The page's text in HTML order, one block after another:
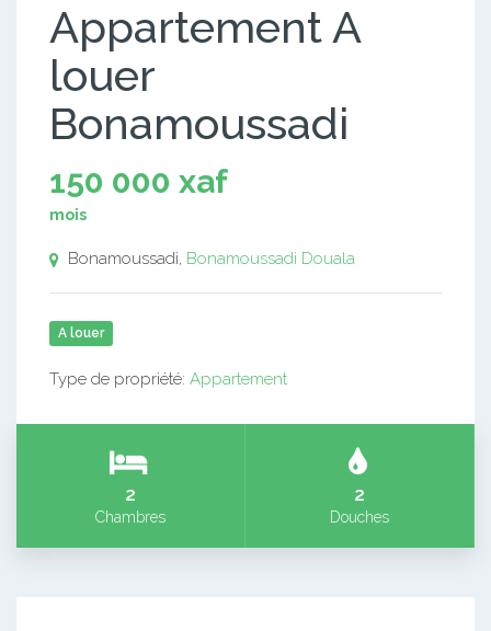
Appartement A
louer
Bonamoussadi
150 000 xaf
mois
Bonamoussadi, Bonamoussadi Douala
A louer
Type de propriété: Appartement
2
Chambres
2
Douches